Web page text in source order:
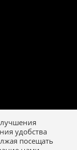
удобства
посещать